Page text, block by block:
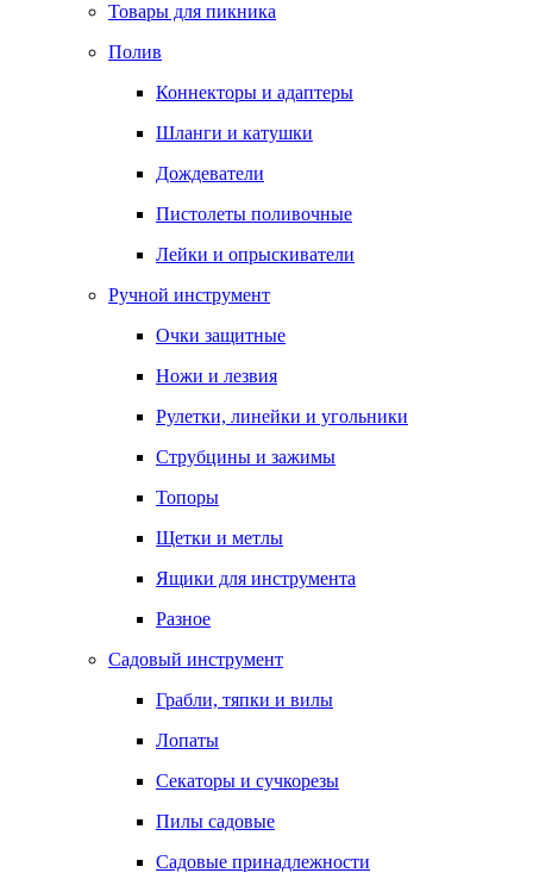
Товары для пикника
Полив
Коннекторы и адаптеры
Шланги и катушки
Дождеватели
Пистолеты поливочные
Лейки и опрыскиватели
Ручной инструмент
Очки защитные
Ножи и лезвия
Рулетки, линейки и угольники
Струбцины и зажимы
Топоры
Щетки и метлы
Ящики для инструмента
Разное
Садовый инструмент
Грабли, тяпки и вилы
Лопаты
Секаторы и сучкорезы
Пилы садовые
Садовые принадлежности